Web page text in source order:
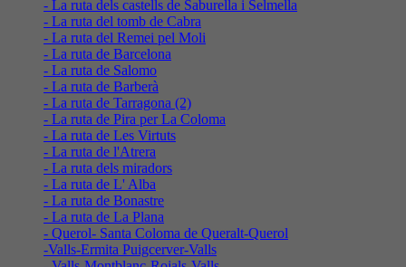
- La ruta dels castells de Saburella i Selmella
- La ruta del tomb de Cabra
- La ruta del Remei pel Moli
- La ruta de Barcelona
- La ruta de Salomo
- La ruta de Barberà
- La ruta de Tarragona (2)
- La ruta de Pira per La Coloma
- La ruta de Les Virtuts
- La ruta de l'Atrera
- La ruta dels miradors
- La ruta de L' Alba
- La ruta de Bonastre
- La ruta de La Plana
- Querol- Santa Coloma de Queralt-Querol
-Valls-Ermita Puigcerver-Valls